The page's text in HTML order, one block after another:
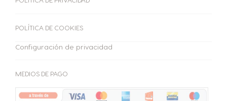
BEBIDAS
CAFETERAS
ACCESORIOS
MEDIOS DE PAGO
POLÍTICA DE COOKIES
Configuración de privacidad